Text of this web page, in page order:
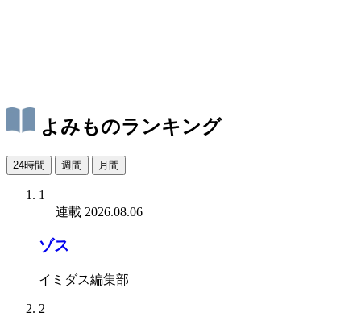
よみものランキング
24時間 週間 月間
1
連載 2026.08.06
ゾス
イミダス編集部
2